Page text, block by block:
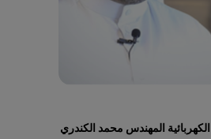
المهندس محمد الكندري